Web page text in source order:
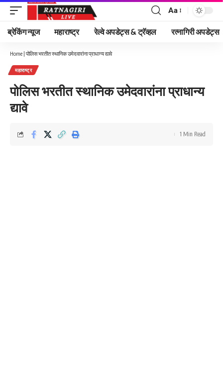
Font
Resizer
Aa
ब्रेकिंग न्यूज महाराष्ट्र रेल्वे अपडेट्स & ट्रॅव्हल रत्नागिरी अपडेट्स
Home | पोलिस भरतीत स्थानिक उमेदवारांना प्राधान्य द्यावे
महाराष्ट्र
पोलिस भरतीत स्थानिक उमेदवारांना प्राधान्य
द्यावे
1 Min Read